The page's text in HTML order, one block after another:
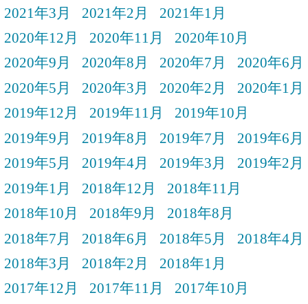
2021年3月
2021年2月
2021年1月
2020年12月
2020年11月
2020年10月
2020年9月
2020年8月 2020年7月
2020年6月
2020年5月
2020年3月 2020年2月
2020年1月
2019年12月
2019年11月
2019年10月
2019年9月
2019年8月 2019年7月
2019年6月
2019年5月
2019年4月 2019年3月
2019年2月
2019年1月
2018年12月
2018年11月
2018年10月
2018年9月
2018年8月
2018年7月
2018年6月 2018年5月
2018年4月
2018年3月
2018年2月
2018年1月
2017年12月
2017年11月
2017年10月